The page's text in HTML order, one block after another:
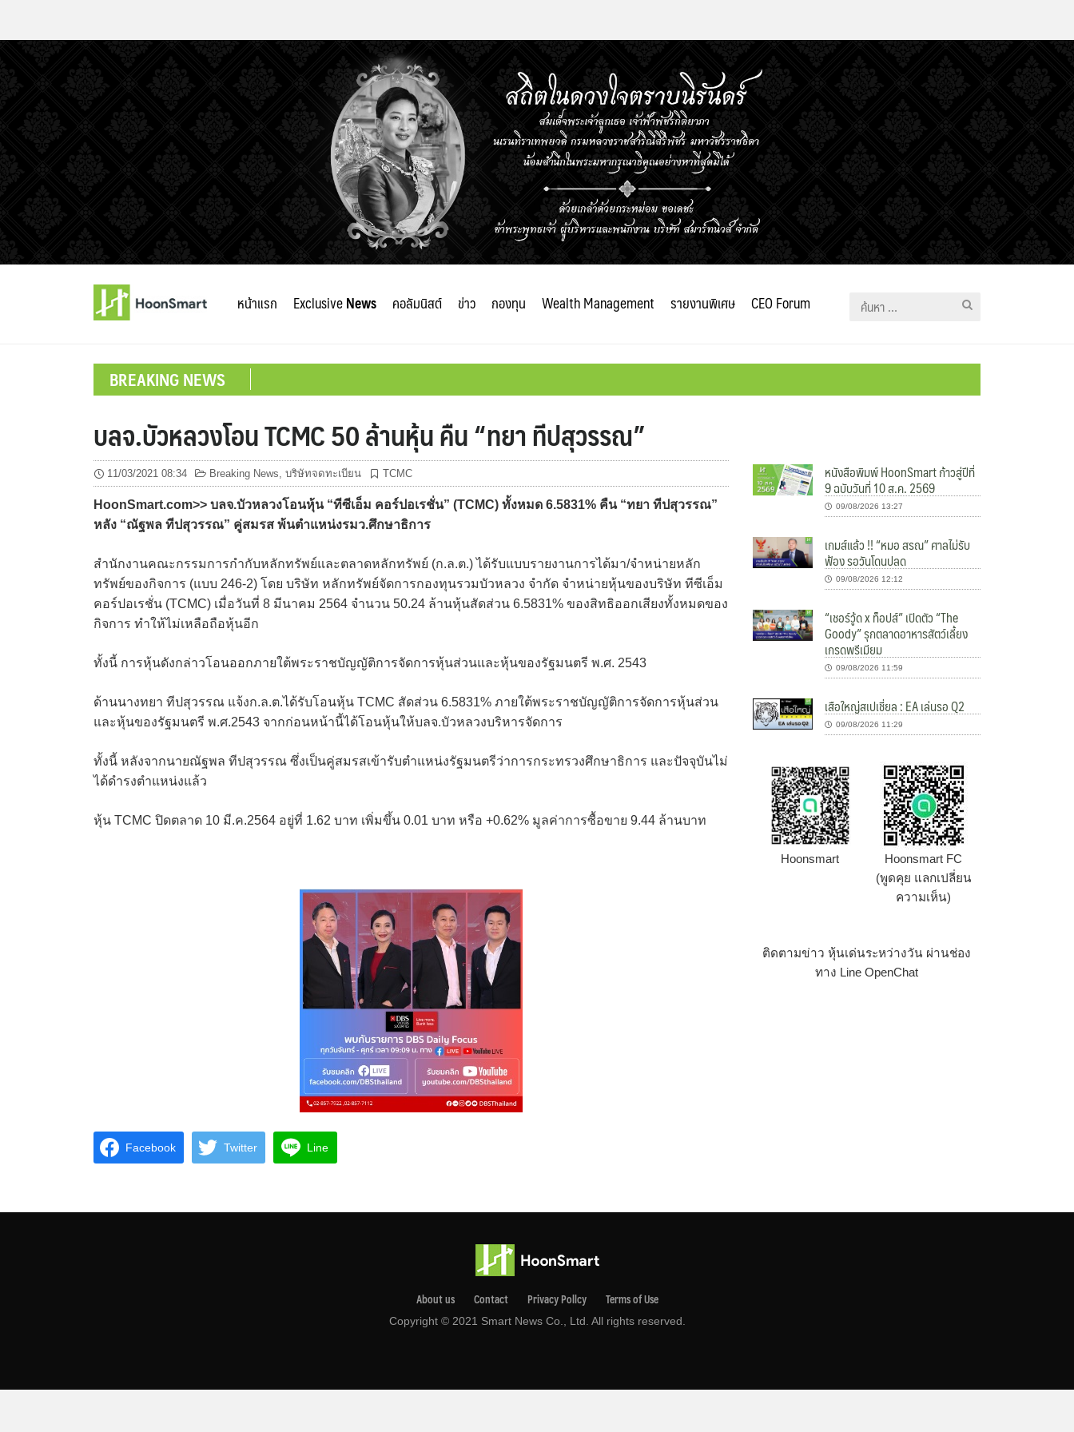
หน้าแรก ExclusiveNews คอลัมนิสต์ ข่าว กองทุน Wealth Management รายงานพิเศษ CEO Forum
ค้นหา
BREAKING NEWS
บลจ.บัวหลวงโอน TCMC 50 ล้านหุ้น คืน “ทยา ทีปสุวรรณ”
11/03/2021 08:34 Breaking News, บริษัทจดทะเบียน TCMC
HoonSmart.com>> บลจ.บัวหลวงโอนหุ้น “ทีซีเอ็ม คอร์ปอเรชั่น” (TCMC) ทั้งหมด 6.5831% คืน “ทยา ทีปสุวรรณ”
หลัง “ณัฐพล ทีปสุวรรณ” คู่สมรส พ้นตำแหน่งรมว.ศึกษาธิการ
สำนักงานคณะกรรมการกำกับหลักทรัพย์และตลาดหลักทรัพย์ (ก.ล.ต.) ได้รับแบบรายงานการได้มา/จำหน่ายหลัก
ทรัพย์ของกิจการ (แบบ 246-2) โดย บริษัท หลักทรัพย์จัดการกองทุนรวมบัวหลวง จำกัด จำหน่ายหุ้นของบริษัท ทีซีเอ็ม
คอร์ปอเรชั่น (TCMC) เมื่อวันที่ 8 มีนาคม 2564 จำนวน 50.24 ล้านหุ้นสัดส่วน 6.5831% ของสิทธิออกเสียงทั้งหมดของ
กิจการ ทำให้ไม่เหลือถือหุ้นอีก
ทั้งนี้ การหุ้นดังกล่าวโอนออกภายใต้พระราชบัญญัติการจัดการหุ้นส่วนและหุ้นของรัฐมนตรี พ.ศ. 2543
ด้านนางทยา ทีปสุวรรณ แจ้งก.ล.ต.ได้รับโอนหุ้น TCMC สัดส่วน 6.5831% ภายใต้พระราชบัญญัติการจัดการหุ้นส่วน
และหุ้นของรัฐมนตรี พ.ศ.2543 จากก่อนหน้านี้ได้โอนหุ้นให้บลจ.บัวหลวงบริหารจัดการ
ทั้งนี้ หลังจากนายณัฐพล ทีปสุวรรณ ซึ่งเป็นคู่สมรสเข้ารับตำแหน่งรัฐมนตรีว่าการกระทรวงศึกษาธิการ และปัจจุบันไม่
ได้ดำรงตำแหน่งแล้ว
หุ้น TCMC ปิดตลาด 10 มี.ค.2564 อยู่ที่ 1.62 บาท เพิ่มขึ้น 0.01 บาท หรือ +0.62% มูลค่าการซื้อขาย 9.44 ล้านบาท
Facebook Twitter Line
หนังสือพิมพ์ HoonSmart ก้าวสู่ปีที่
9 ฉบับวันที่ 10 ส.ค. 2569
09/08/2026 13:27
เกมส์แล้ว !! “หมอ สรณ” ศาลไม่รับ
ฟ้อง รอวันโดนปลด
09/08/2026 12:12
“เชอร์วู้ด x ท็อปส์” เปิดตัว “The
Goody” รุกตลาดอาหารสัตว์เลี้ยง
เกรดพรีเมียม
09/08/2026 11:59
เสือใหญ่สเปเชี่ยล : EA เล่นรอ Q2
09/08/2026 11:29
Hoonsmart
Hoonsmart FC
(พูดคุย แลกเปลี่ยน
ความเห็น)
ติดตามข่าว หุ้นเด่นระหว่างวัน ผ่านช่อง
ทาง Line OpenChat
About us Contact Privacy Pollcy Terms of Use
Copyright © 2021 Smart News Co., Ltd. All rights reserved.